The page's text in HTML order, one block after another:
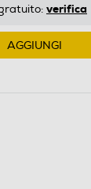
verifica
AGGIUNGI